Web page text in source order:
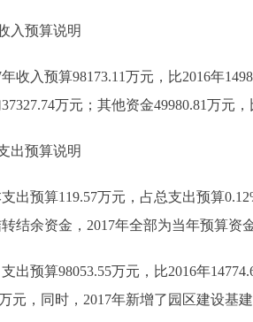
北京概况
DEUTSCH
预算说明
入预算98173.11万元，比2016年
万元；其他资金49980.81万元
预算说明
预算119.57万元，占总支出预算
转结余资金，2017年全部为当年预算资
预算98053.55万元，比2016年
元，同时，2017年新增了园区建设基